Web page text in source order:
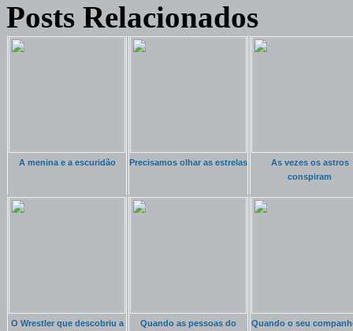
Posts Relacionados
A menina e a escuridão Precisamos olhar as estrelas
As vezes os astros
conspiram
O Wrestler que descobriu a
Quando as pessoas do
Quando o seu